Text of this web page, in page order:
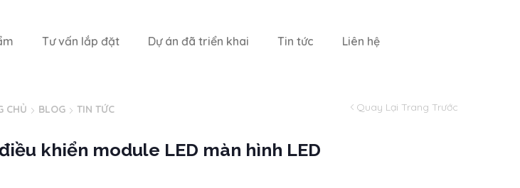
Tư vấn lắp đặt Dự án đã triển khai Tin tức Liên hệ
Quay Lại Trang Trước
CHỦ BLOG TIN TỨC
khiển module LED màn hình LED